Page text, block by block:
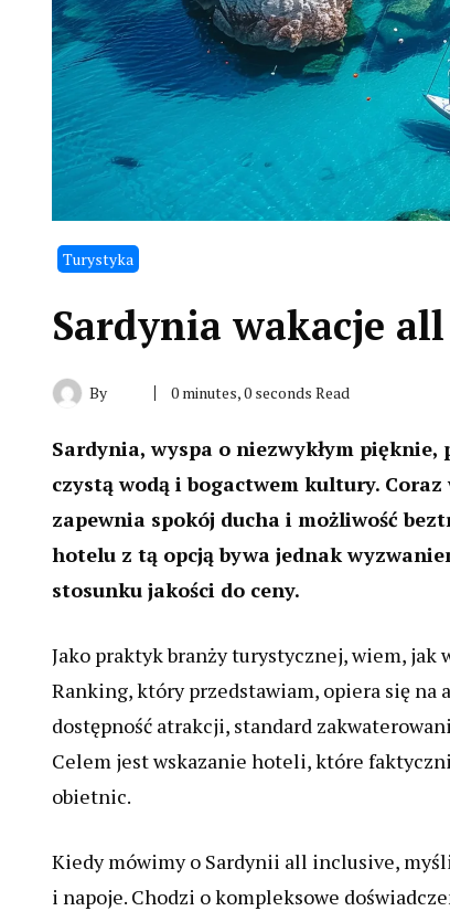
Turystyka
Sardynia wakacje
By 0 minutes, 0 seconds Read
Sardynia, wyspa o niezwykłym
czystą wodą i bogactwem kultury.
zapewnia spokój ducha i możliwość
hotelu z tą opcją bywa jednak
stosunku jakości do ceny.
Jako praktyk branży turystycznej, wiem,
Ranking, który przedstawiam, opiera się
dostępność atrakcji, standard
Celem jest wskazanie hoteli, które
obietnic.
Kiedy mówimy o Sardynii all inclusive,
i napoje. Chodzi o kompleksowe